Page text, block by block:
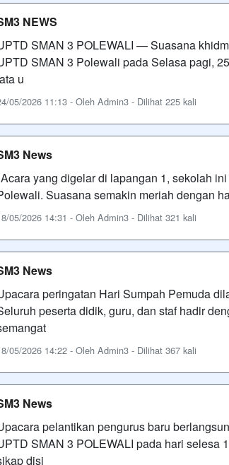
NEWS
SMAN 3 POLEWALI — Suasana
SMAN 3 Polewali pada Selasa pagi,
u
05/2026 11:13 - Oleh Admin3 - Dilihat 225 kali
News
yang digelar di lapangan 1, sekolah
Suasana semakin meriah dengan
05/2026 14:31 - Oleh Admin3 - Dilihat 321 kali
News
peringatan Hari Sumpah Pemuda
peserta didik, guru, dan staf hadir
05/2026 14:22 - Oleh Admin3 - Dilihat 367 kali
News
pelantikan pengurus baru
SMAN 3 POLEWALI pada hari selesa
disi